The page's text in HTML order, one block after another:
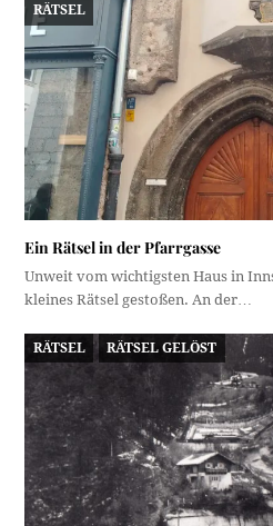
RÄTSEL
Ein Rätsel in der Pfarrgasse
Unweit vom wichtigsten Haus in
kleines Rätsel gestoßen. An der…
RÄTSEL RÄTSEL GELÖST